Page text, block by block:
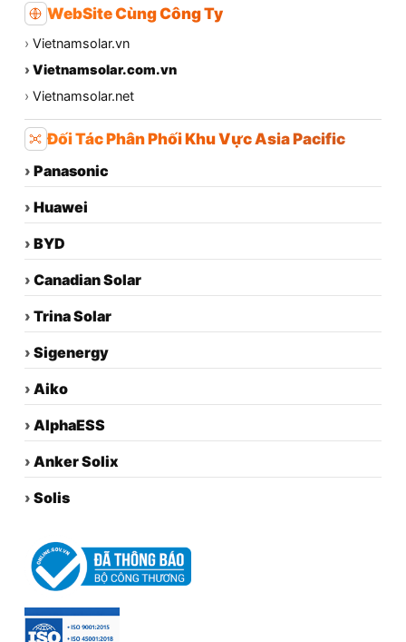
WebSite Cùng Công Ty
› Vietnamsolar.vn
› Vietnamsolar.com.vn
› Vietnamsolar.net
Đối Tác Phân Phối Khu Vực Asia Pacific
› Panasonic
› Huawei
› BYD
› Canadian Solar
› Trina Solar
› Sigenergy
› Aiko
› AlphaESS
› Anker Solix
› Solis